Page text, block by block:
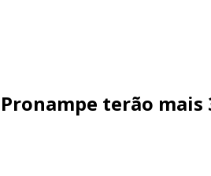
Pronampe terão